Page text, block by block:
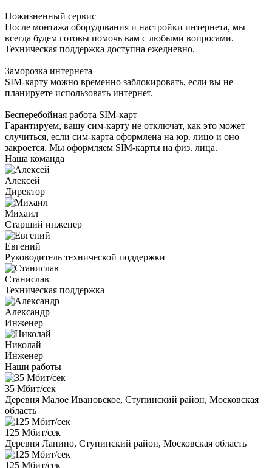
Пожизненный сервис
После монтажа оборудования и настройки интернета, мы
всегда будем готовы помочь вам с любыми вопросами.
Техническая поддержка доступна ежедневно.
Заморозка интернета
SIM-карту можно временно заблокировать, если вы не
планируете использовать интернет.
Бесперебойная работа SIM-карт
Гарантируем, вашу сим-карту не отключат, как это может
случиться, если сим-карта оформлена на юр. лицо и оно
закроется. Мы оформляем SIM-карты на физ. лица.
Наша команда
Алексей
Директор
Михаил
Старший инженер
Евгений
Руководитель технической поддержки
Станислав
Техническая поддержка
Александр
Инженер
Николай
Инженер
Наши работы
35 Мбит/сек
Деревня Малое Ивановское, Ступинский район, Московская
область
125 Мбит/сек
Деревня Лапино, Ступинский район, Московская область
125 Мбит/сек